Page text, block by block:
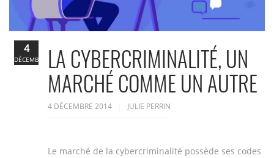
LA CYBERCRIMINALITÉ, UN
MARCHÉ COMME UN AUTRE
4 DÉCEMBRE 2014 JULIE PERRIN
Le marché de la cybercriminalité possède ses codes
4
DÉCEMBRE